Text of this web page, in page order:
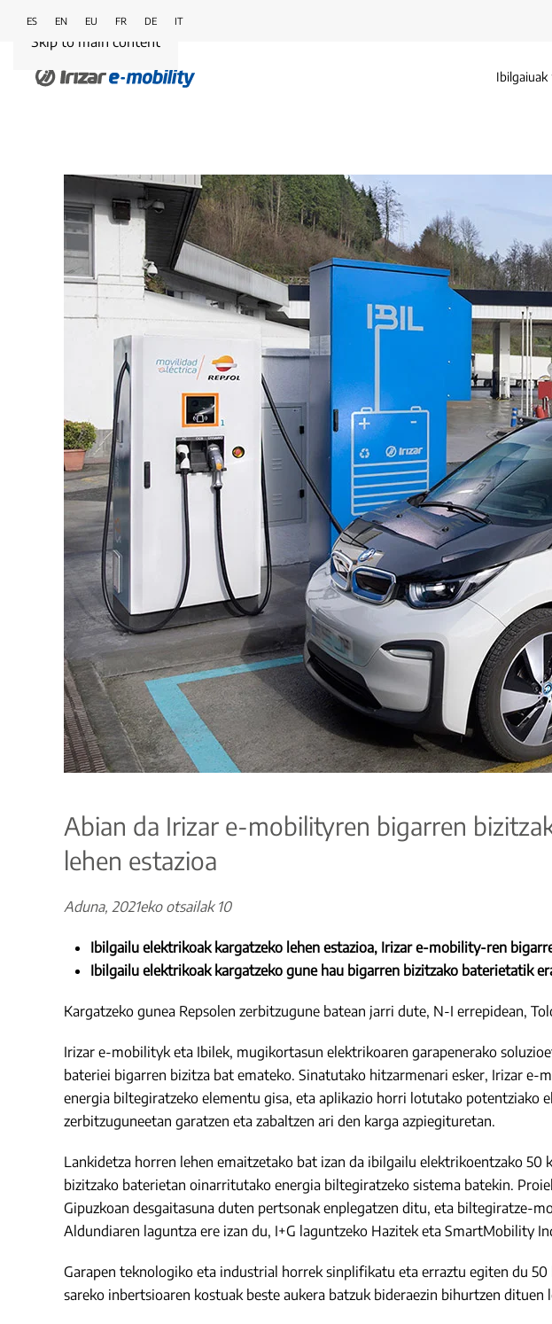
Skip to main content
ES EN EU FR DE IT
Ibilgaiuak
Abian da Irizar e-mobilityren bigarren
lehen estazioa
Aduna, 2021eko otsailak 10
Ibilgailu elektrikoak kargatzeko lehen estazioa, Irizar e-mobility-ren
Ibilgailu elektrikoak kargatzeko gune hau bigarren bizitzako baterietatik
Kargatzeko gunea Repsolen zerbitzugune batean jarri dute, N-I errepidean,
Irizar e-mobilityk eta Ibilek, mugikortasun elektrikoaren garapenerako
bateriei bigarren bizitza bat emateko. Sinatutako hitzarmenari esker, Irizar
energia biltegiratzeko elementu gisa, eta aplikazio horri lotutako potentziako
zerbitzuguneetan garatzen eta zabaltzen ari den karga azpiegituretan.
Lankidetza horren lehen emaitzetako bat izan da ibilgailu elektrikoentzako
bizitzako baterietan oinarritutako energia biltegiratzeko sistema batekin.
Gipuzkoan desgaitasuna duten pertsonak enplegatzen ditu, eta biltegiratze-
Aldundiaren laguntza ere izan du, I+G laguntzeko Hazitek eta SmartMobility
Garapen teknologiko eta industrial horrek sinplifikatu eta erraztu egiten du
sareko inbertsioaren kostuak beste aukera batzuk bideraezin bihurtzen dituen